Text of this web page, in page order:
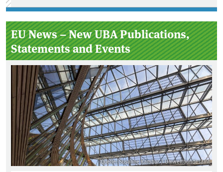
EU News – New UBA Publications,
Statements and Events
Quelle: Susanne Kambor / Umweltbundesamt